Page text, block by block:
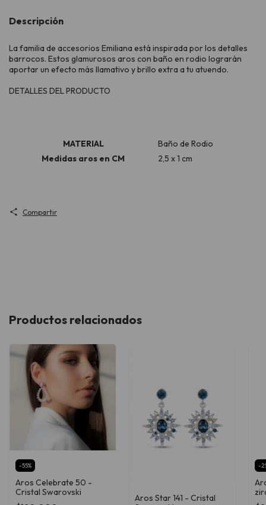
Descripción
La familia de accesorios Emiliana está inspirada por los detalles
barrocos. Estos glamurosos aros con baño en rodio lograrán
aportar un efecto más llamativo y brillo extra a tu atuendo.
DETALLES DEL PRODUCTO
MATERIAL
Baño de Rodio
Medidas aros en CM
2,5 x 1 cm
Compartir
Productos relacionados
-55%
Aros Celebrate 50 -
Cristal Swarovski
Aros Star 141 - Cristal
-